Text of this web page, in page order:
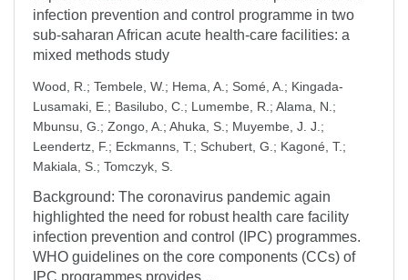
infection prevention and control programme in two
sub-saharan African acute health-care facilities: a
mixed methods study
Wood, R. ; Tembele, W. ; Hema, A. ; Somé, A. ; Kingada-
Lusamaki, E. ; Basilubo, C. ; Lumembe, R. ; Alama, N. ;
Mbunsu, G. ; Zongo, A. ; Ahuka, S. ; Muyembe, J. J. ;
Leendertz, F. ; Eckmanns, T.; Schubert, G. ; Kagoné, T.;
Makiala, S. ; Tomczyk, S.
Background: The coronavirus pandemic again
highlighted the need for robust health care facility
infection prevention and control (IPC) programmes.
WHO guidelines on the core components (CCs) of
IPC programmes provides ...